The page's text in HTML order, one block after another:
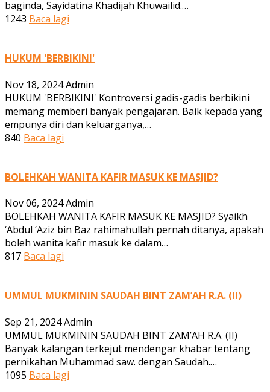
baginda, Sayidatina Khadijah Khuwailid.…
1243 Baca lagi
HUKUM 'BERBIKINI'
Nov 18, 2024Admin
HUKUM 'BERBIKINI' Kontroversi gadis-gadis berbikini
memang memberi banyak pengajaran. Baik kepada yang
empunya diri dan keluarganya,…
840 Baca lagi
BOLEHKAH WANITA KAFIR MASUK KE MASJID?
Nov 06, 2024Admin
BOLEHKAH WANITA KAFIR MASUK KE MASJID? Syaikh
‘Abdul ‘Aziz bin Baz rahimahullah pernah ditanya, apakah
boleh wanita kafir masuk ke dalam…
817 Baca lagi
UMMUL MUKMININ SAUDAH BINT ZAM’AH R.A. (II)
Sep 21, 2024Admin
UMMUL MUKMININ SAUDAH BINT ZAM’AH R.A. (II)
Banyak kalangan terkejut mendengar khabar tentang
pernikahan Muhammad saw. dengan Saudah.…
1095 Baca lagi